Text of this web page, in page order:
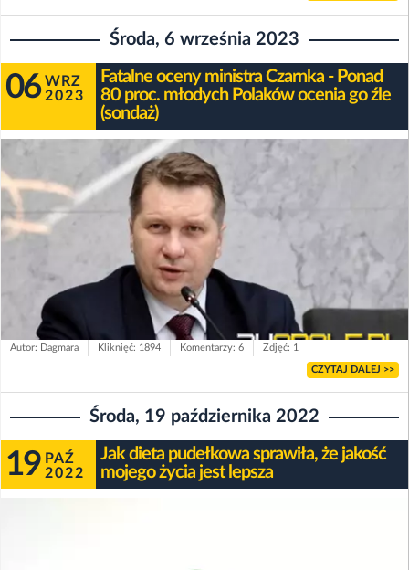
Środa, 6 września 2023
06 WRZ
2023
Fatalne oceny ministra Czarnka - Ponad
80 proc. młodych Polaków ocenia go źle
(sondaż)
Autor: Dagmara Kliknięć: 1894 Komentarzy: 6 Zdjęć: 1
CZYTAJ DALEJ >>
Środa, 19 października 2022
19 PAŹ
2022
Jak dieta pudełkowa sprawiła, że jakość
mojego życia jest lepsza